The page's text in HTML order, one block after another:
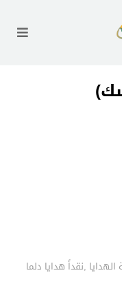
,نقداً هدايا دلما